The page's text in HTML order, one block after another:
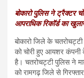
at
s
A
p
p
ce
b
o
o
k
e
a
बोकारो पुलिस ने ट्रैक्टर
आपराधिक रिकॉर्ड का
बोकारो जिले के
को चोरी हुए आयशर कंपनी
है। चतरोचट्टी पुलिस ने
को रामगढ़ जिले से